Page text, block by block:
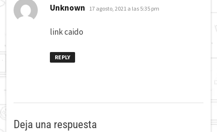
Unknown dice:
17 agosto, 2021 a las 5:35 pm
link caido
REPLY
Deja una respuesta